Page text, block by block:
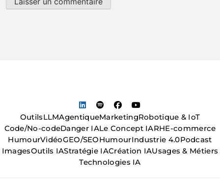
OutilsLLMAgentiqueMarketingRobotique & IoT
Code/No-codeDanger IALe Concept IARHE-commerce
HumourVidéoGEO/SEOHumourIndustrie 4.0Podcast
ImagesOutils IAStratégie IACréation IAUsages & Métiers
Technologies IA